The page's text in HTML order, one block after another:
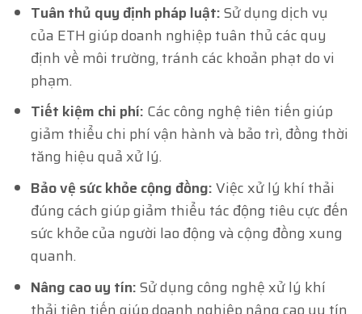
Tuân thủ quy định pháp luật:Sử dụng dịch vụ
của ETH giúp doanh nghiệp tuân thủ các quy
định về môi trường, tránh các khoản phạt do vi
phạm.
Tiết kiệm chi phí: Các công nghệ tiên tiến giúp
giảm thiểu chi phí vận hành và bảo trì, đồng thời
tăng hiệu quả xử lý.
Bảo vệ sức khỏe cộng đồng:Việc xử lý khí thải
đúng cách giúp giảm thiểu tác động tiêu cực đến
sức khỏe của người lao động và cộng đồng xung
quanh.
Nâng cao uy tín:Sử dụng công nghệ xử lý khí